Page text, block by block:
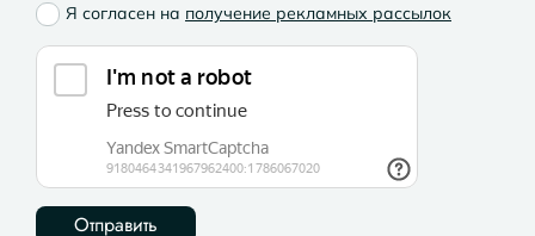
Я согласен на получение рекламных рассылок